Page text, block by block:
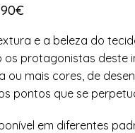
€
e a beleza do
os protagonistas deste
ou mais cores, de
pontos que se
em diferentes